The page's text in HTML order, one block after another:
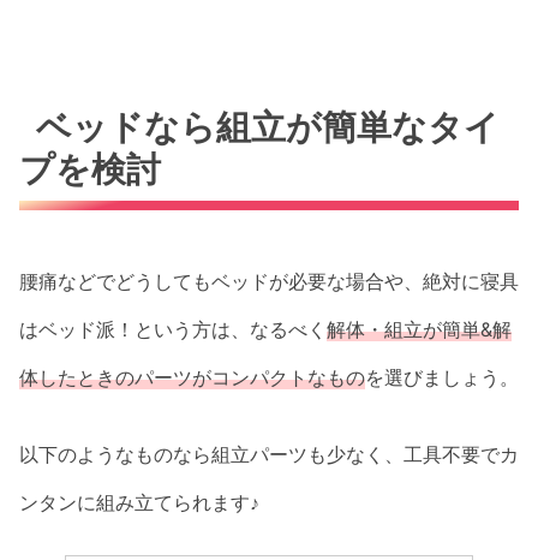
ベッドなら組立が簡単なタイ
プを検討
腰痛などでどうしてもベッドが必要な場合や、絶対に寝具
はベッド派！という方は、なるべく 解体・組立が簡単&解
体したときのパーツがコンパクトなものを選びましょう。
以下のようなものなら組立パーツも少なく、工具不要でカ
ンタンに組み立てられます♪